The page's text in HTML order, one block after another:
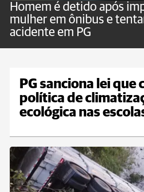
Homem é detido após
mulher em ônibus e
acidente em PG
PG sanciona lei que
política de
ecológica nas